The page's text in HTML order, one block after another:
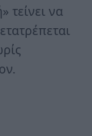
τείνει να